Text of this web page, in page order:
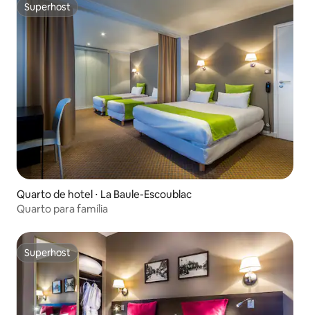
Superhost
Superhost
Quarto de hotel ⋅ La Baule-Escoublac
Quarto para família
Superhost
Superhost